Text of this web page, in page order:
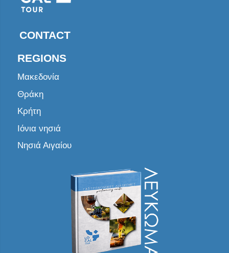
CONTACT
REGIONS
Μακεδονία
Θράκη
Κρήτη
Ιόνια νησιά
Νησιά Αιγαίου